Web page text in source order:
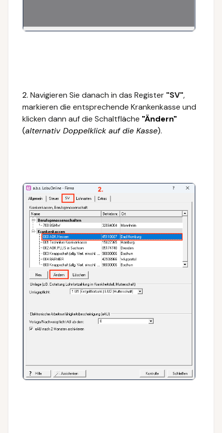
2. Navigieren Sie danach in das Register "SV",
markieren die entsprechende Krankenkasse und
klicken dann auf die Schaltfläche "Ändern"
(alternativ Doppelklick auf die Kasse).